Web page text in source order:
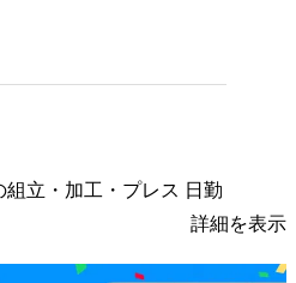
組立・加工・プレス 日勤
詳細を表示